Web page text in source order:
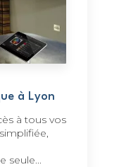
à Lyon
à tous vos
seule...